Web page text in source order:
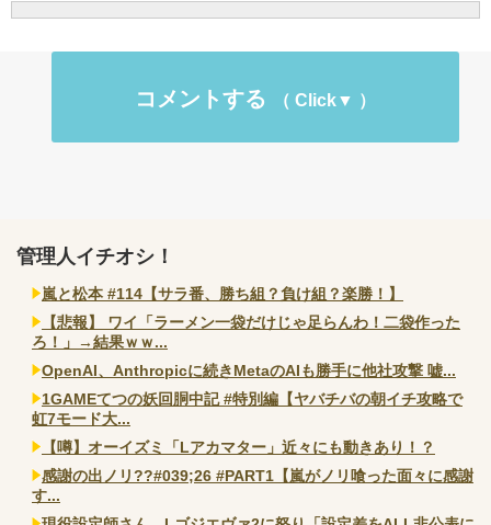
コメントする
管理人イチオシ！
嵐と松本 #114【サラ番、勝ち組？負け組？楽勝！】
【悲報】 ワイ「ラーメン一袋だけじゃ足らんわ！二袋作った
ろ！」→結果ｗｗ...
OpenAI、Anthropicに続きMetaのAIも勝手に他社攻撃 嘘...
1GAMEてつの妖回胴中記 #特別編【ヤバチバの朝イチ攻略で
虹7モード大...
【噂】オーイズミ「Lアカマター」近々にも動きあり！？
感謝の出ノリ??#039;26 #PART1【嵐がノリ喰った面々に感謝
す...